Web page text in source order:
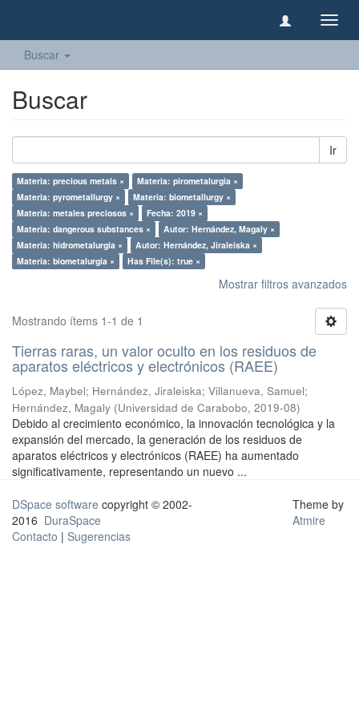
Buscar
Buscar
Ir
Materia: precious metals ×
Materia: pirometalurgia ×
Materia: pyrometallurgy ×
Materia: biometallurgy ×
Materia: metales preciosos ×
Fecha: 2019 ×
Materia: dangerous substances ×
Autor: Hernández, Magaly ×
Materia: hidrometalurgia ×
Autor: Hernández, Jiraleiska ×
Materia: biometalurgia ×
Has File(s): true ×
Mostrar filtros avanzados
Mostrando ítems 1-1 de 1
Tierras raras, un valor oculto en los residuos de
aparatos eléctricos y electrónicos (RAEE)
López, Maybel; Hernández, Jiraleiska; Villanueva, Samuel;
Hernández, Magaly (Universidad de Carabobo, 2019-08)
Debido al crecimiento económico, la innovación tecnológica y la
expansión del mercado, la generación de los residuos de
aparatos eléctricos y electrónicos (RAEE) ha aumentado
significativamente, representando un nuevo ...
DSpace software copyright © 2002-
2016 DuraSpace
Contacto | Sugerencias
Theme by
Atmire